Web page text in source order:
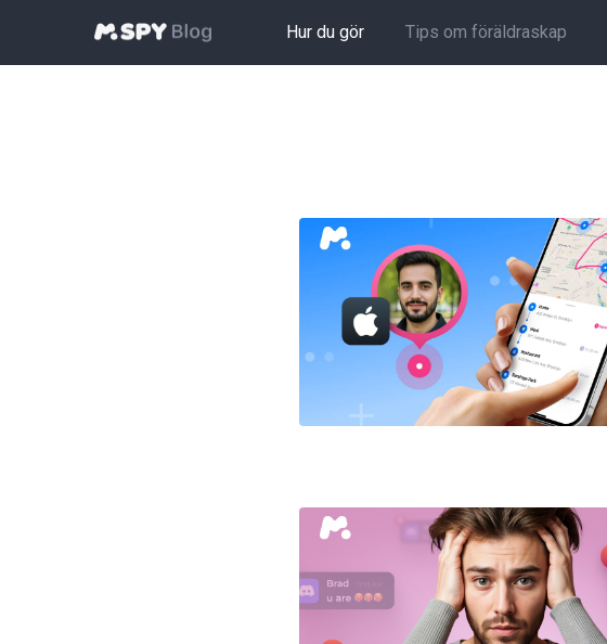
Hur du gör Tips om föräldraskap